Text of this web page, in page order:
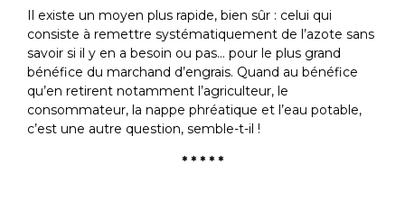
Il existe un moyen plus rapide, bien sûr : celui qui
consiste à remettre systématiquement de l’azote sans
savoir si il y en a besoin ou pas… pour le plus grand
bénéfice du marchand d’engrais. Quand au bénéfice
qu’en retirent notamment l’agriculteur, le
consommateur, la nappe phréatique et l’eau potable,
c’est une autre question, semble-t-il !
* * * * *